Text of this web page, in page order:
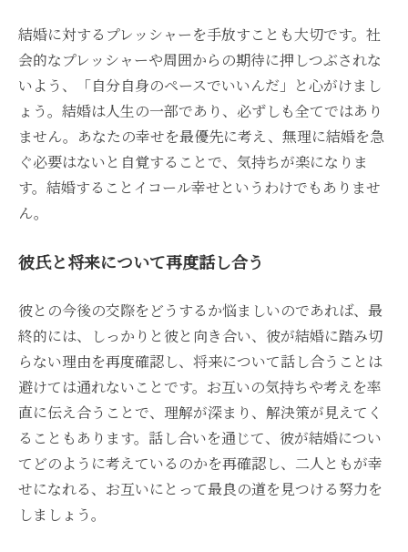
結婚に対するプレッシャーを手放すことも大切です。社
会的なプレッシャーや周囲からの期待に押しつぶされな
いよう、「自分自身のペースでいいんだ」と心がけまし
ょう。結婚は人生の一部であり、必ずしも全てではあり
ません。あなたの幸せを最優先に考え、無理に結婚を急
ぐ必要はないと自覚することで、気持ちが楽になりま
す。結婚することイコール幸せというわけでもありませ
ん。
彼氏と将来について再度話し合う
彼との今後の交際をどうするか悩ましいのであれば、最
終的には、しっかりと彼と向き合い、彼が結婚に踏み切
らない理由を再度確認し、将来について話し合うことは
避けては通れないことです。お互いの気持ちや考えを率
直に伝え合うことで、理解が深まり、解決策が見えてく
ることもあります。話し合いを通じて、彼が結婚につい
てどのように考えているのかを再確認し、二人ともが幸
せになれる、お互いにとって最良の道を見つける努力を
しましょう。